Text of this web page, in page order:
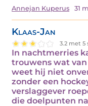
Annejan Kuperus 31
Klaas-Jan
3.2 met
In nachtmerries
trouwens wat
weet hij niet
zonder een
verslaggever
die doelpunten